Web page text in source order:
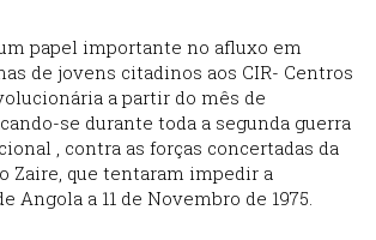
papel importante no afluxo em
de jovens citadinos aos CIR- Centros
a partir do mês de
se durante toda a segunda guerra
, contra as forças concertadas da
Zaire, que tentaram impedir a
Angola a 11 de Novembro de 1975.